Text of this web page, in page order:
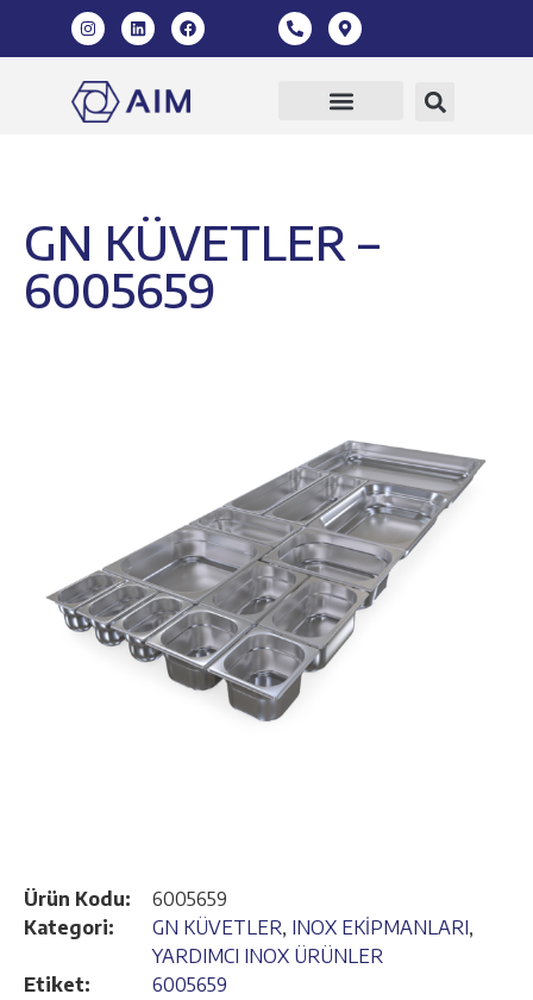
GN KÜVETLER –
6005659
Ürün Kodu:
6005659
Kategori:
GN KÜVETLER, INOX EKİPMANLARI,
YARDIMCI INOX ÜRÜNLER
Etiket:
6005659